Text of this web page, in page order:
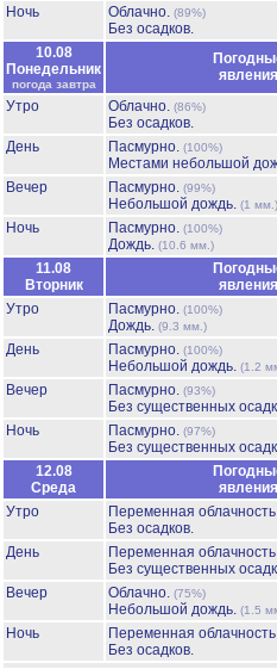
Ночь
Облачно. (89%)
Без осадков.
10.08
Понедельник
погода завтра
явления
Утро
Облачно. (86%)
Без осадков.
День
Пасмурно. (100%)
Местами небольшой
Вечер
Пасмурно. (99%)
Небольшой дождь. (1 мм.)
Ночь Пасмурно. (100%)
Дождь. (10.6 мм.)
11.08
Вторник
явления
Утро
Пасмурно. (100%)
Дождь. (9.3 мм.)
День Пасмурно. (100%)
Небольшой дождь. (1.2
Вечер Пасмурно. (93%)
Без существенных
Ночь
Пасмурно. (97%)
Без существенных
12.08
Среда
явления
Утро
Переменная
Без осадков.
День
Переменная
Без существенных
Вечер
Облачно. (75%)
Небольшой дождь. (1.5
Ночь
Переменная
Без осадков.